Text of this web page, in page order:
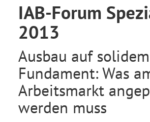
IAB-Forum
2013
Ausbau auf solidem
Fundament: Was
Arbeitsmarkt
werden muss